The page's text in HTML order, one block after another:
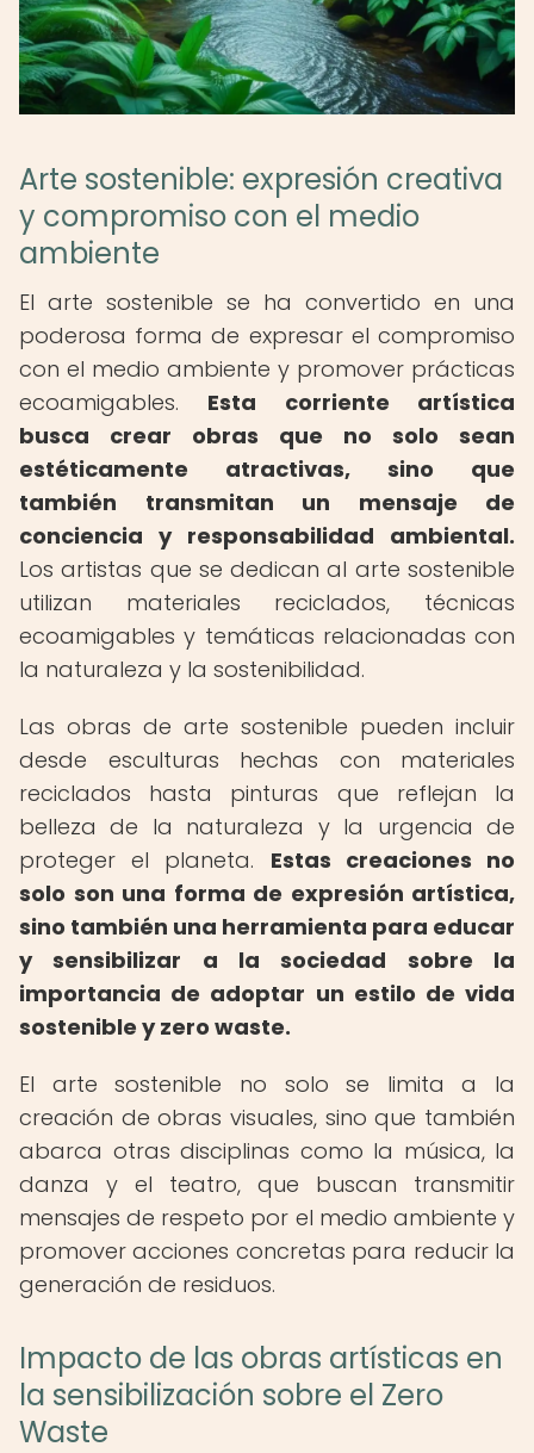
Arte sostenible: expresión creativa
y compromiso con el medio
ambiente
El arte sostenible se ha convertido en una
poderosa forma de expresar el compromiso
con el medio ambiente y promover prácticas
ecoamigables. Esta corriente artística
busca crear obras que no solo sean
estéticamente atractivas, sino que
también transmitan un mensaje de
conciencia y responsabilidad ambiental.
Los artistas que se dedican al arte sostenible
utilizan materiales reciclados, técnicas
ecoamigables y temáticas relacionadas con
la naturaleza y la sostenibilidad.
Las obras de arte sostenible pueden incluir
desde esculturas hechas con materiales
reciclados hasta pinturas que reflejan la
belleza de la naturaleza y la urgencia de
proteger el planeta. Estas creaciones no
solo son una forma de expresión artística,
sino también una herramienta para educar
y sensibilizar a la sociedad sobre la
importancia de adoptar un estilo de vida
sostenible y zero waste.
El arte sostenible no solo se limita a la
creación de obras visuales, sino que también
abarca otras disciplinas como la música, la
danza y el teatro, que buscan transmitir
mensajes de respeto por el medio ambiente y
promover acciones concretas para reducir la
generación de residuos.
Impacto de las obras artísticas en
la sensibilización sobre el Zero
Waste